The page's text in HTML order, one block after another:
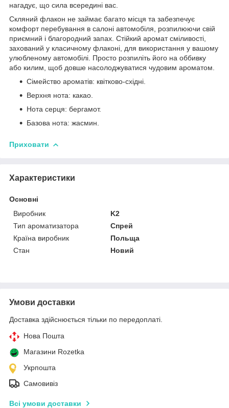
нагадує, що сила всередині вас.
Скляний флакон не займає багато місця та забезпечує
комфорт перебування в салоні автомобіля, розпилюючи свій
приємний і благородний запах. Стійкий аромат сміливості,
захований у класичному флаконі, для використання у вашому
улюбленому автомобілі. Просто розпиліть його на оббивку
або килим, щоб довше насолоджуватися чудовим ароматом.
Сімейство ароматів: квітково-східні.
Верхня нота: какао.
Нота серця: бергамот.
Базова нота: жасмин.
Приховати
Характеристики
Основні
Виробник
K2
Тип ароматизатора
Спрей
Країна виробник
Польща
Стан
Новий
Умови доставки
Доставка здійснюється тільки по передоплаті.
Нова Пошта
Магазини Rozetka
Укрпошта
Самовивіз
Всі умови доставки